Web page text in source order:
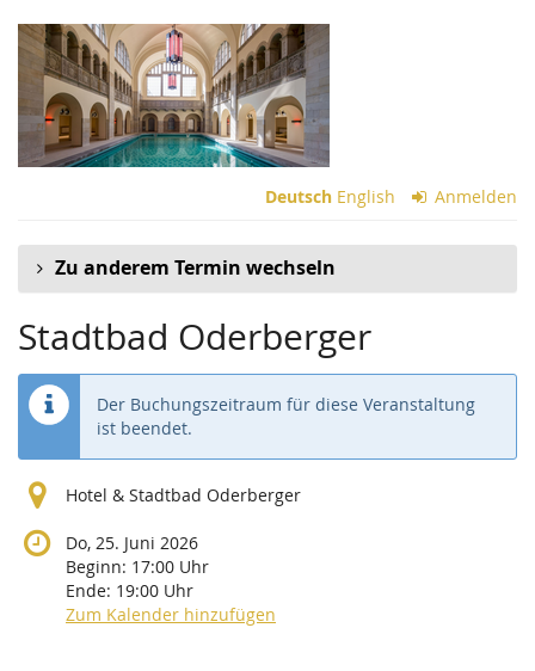
Zum
Haupt-
Inhalt
springen
Deutsch English Anmelden
Zu anderem Termin wechseln
Stadtbad Oderberger
Der Buchungszeitraum für diese Veranstaltung
ist beendet.
Hotel & Stadtbad Oderberger
Do, 25. Juni 2026
Beginn: 17:00 Uhr
Ende: 19:00 Uhr
Zum Kalender hinzufügen